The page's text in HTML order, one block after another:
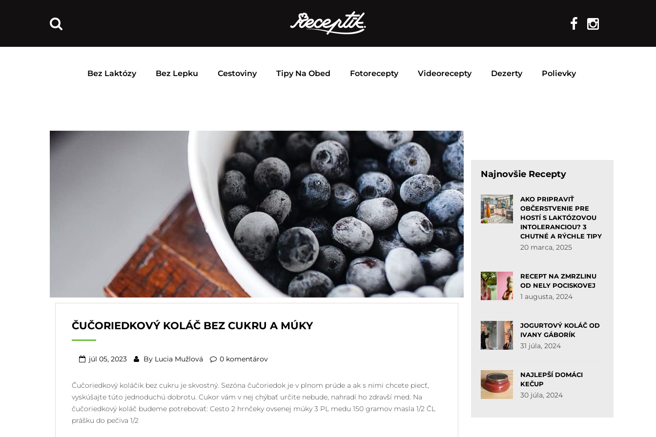
Bez Laktózy Bez Lepku Cestoviny Tipy Na Obed Fotorecepty Videorecepty Dezerty Polievky
ČUČORIEDKOVÝ KOLÁČ BEZ CUKRU A MÚKY
júl 05, 2023 By Lucia Mužlová 0 komentárov
Čučoriedkový koláčik bez cukru je skvostný. Sezóna čučoriedok je v plnom prúde a ak s nimi chcete piecť,
vyskúšajte túto jednoduchú dobrotu. Cukor vám v nej chýbať určite nebude, nahradí ho zdravší med. Na
čučoriedkový koláč budeme potrebovať: Cesto 2 hrnčeky ovsenej múky 3 PL medu 150 gramov masla 1/2 ČL
prášku do pečiva 1/2
Najnovšie Recepty
AKO PRIPRAVIŤ
OBČERSTVENIE PRE
HOSTÍ S LAKTÓZOVOU
INTOLERANCIOU? 3
CHUTNÉ A RÝCHLE TIPY
20 marca, 2025
RECEPT NA ZMRZLINU
OD NELY POCISKOVEJ
1 augusta, 2024
JOGURTOVÝ KOLÁČ OD
IVANY GÁBORÍK
31 júla, 2024
NAJLEPŠÍ DOMÁCI
KEČUP
30 júla, 2024